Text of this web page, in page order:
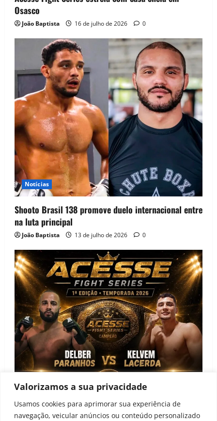
Valorizamos a sua privacidade
Usamos cookies para aprimorar sua experiência de
navegação, veicular anúncios ou conteúdo personalizado
Osasco
João Baptista 16 de julho de 2026 0
Notícias
Shooto Brasil 138 promove duelo internacional entre
na luta principal
João Baptista 13 de julho de 2026 0